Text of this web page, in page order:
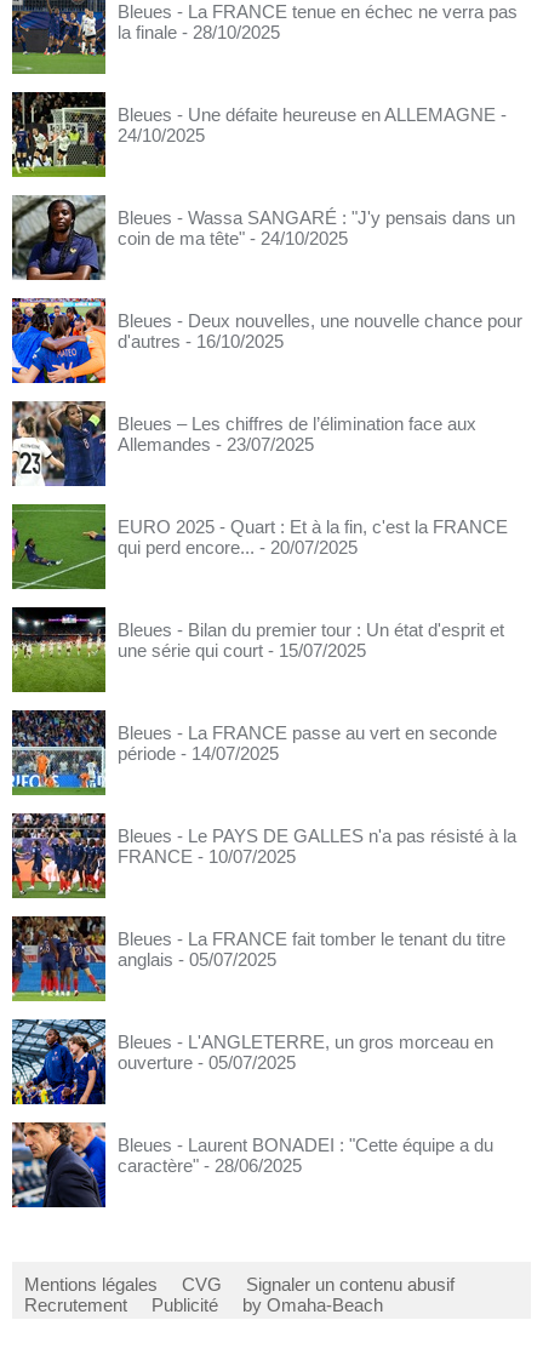
Bleues - La FRANCE tenue en échec ne verra pas
la finale - 28/10/2025
Bleues - Une défaite heureuse en ALLEMAGNE -
24/10/2025
Bleues - Wassa SANGARÉ : "J'y pensais dans un
coin de ma tête" - 24/10/2025
Bleues - Deux nouvelles, une nouvelle chance pour
d'autres - 16/10/2025
Bleues – Les chiffres de l’élimination face aux
Allemandes - 23/07/2025
EURO 2025 - Quart : Et à la fin, c'est la FRANCE
qui perd encore... - 20/07/2025
Bleues - Bilan du premier tour : Un état d'esprit et
une série qui court - 15/07/2025
Bleues - La FRANCE passe au vert en seconde
période - 14/07/2025
Bleues - Le PAYS DE GALLES n'a pas résisté à la
FRANCE - 10/07/2025
Bleues - La FRANCE fait tomber le tenant du titre
anglais - 05/07/2025
Bleues - L'ANGLETERRE, un gros morceau en
ouverture - 05/07/2025
Bleues - Laurent BONADEI : "Cette équipe a du
caractère" - 28/06/2025
Mentions légales CVG
Signaler un contenu abusif
Recrutement
Publicité by Omaha-Beach